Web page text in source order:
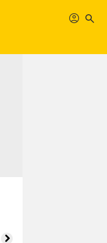
profil search
Photos